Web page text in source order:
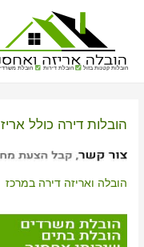
הובלות קטנות בזול הובלת דירות הובלת
הובלות דירה כולל
הובלה ואריזה דירה במרכז